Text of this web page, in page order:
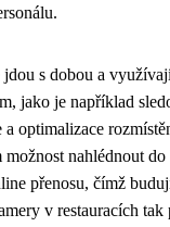
jdou s dobou a
jako je například
a optimalizace
možnost nahlédnout
přenosu, čímž
v restauracích tak